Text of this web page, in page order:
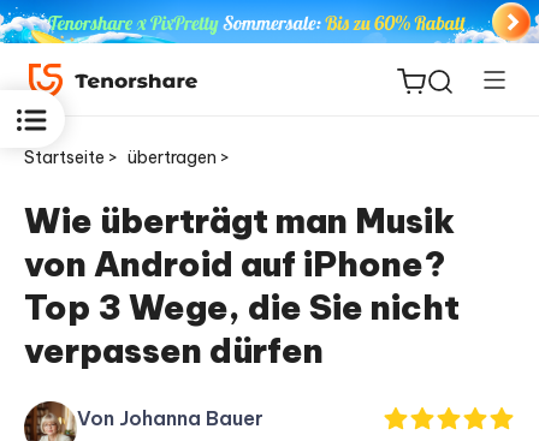
ReiBoot
for iOS
PDNob
Editor
Startseite > übertragen >
Wie überträgt man Musik
von Android auf iPhone?
Top 3 Wege, die Sie nicht
verpassen dürfen
Von Johanna Bauer